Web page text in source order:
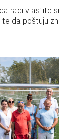
radi vlastite
da poštuju